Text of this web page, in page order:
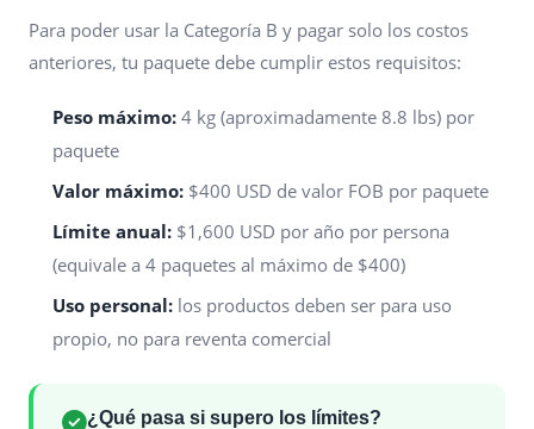
Para poder usar la Categoría B y pagar solo los costos
anteriores, tu paquete debe cumplir estos requisitos:
Peso máximo: 4 kg (aproximadamente 8.8 lbs) por
paquete
Valor máximo: $400 USD de valor FOB por paquete
Límite anual: $1,600 USD por año por persona
(equivale a 4 paquetes al máximo de $400)
Uso personal: los productos deben ser para uso
propio, no para reventa comercial
¿Qué pasa si supero los límites?